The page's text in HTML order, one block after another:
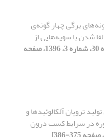
برگی چهار گونه‌ی
شدن با سویه‌هایی از
[دوره 30، شماره 3، 1396، صفحه
تروپان آلکالوئیدها و
در شرایط کشت درون